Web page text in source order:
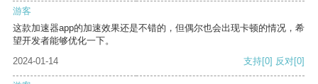
游客
这款加速器app的加速效果还是不错的，但偶尔也会出现卡顿的情况，希
望开发者能够优化一下。
2024-01-14
支持[0] 反对[0]